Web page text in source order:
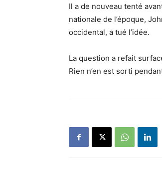
Il a de nouveau tenté
nationale de l’époque,
occidental, a tué l’idée.
La question a refait
Rien n’en est sorti